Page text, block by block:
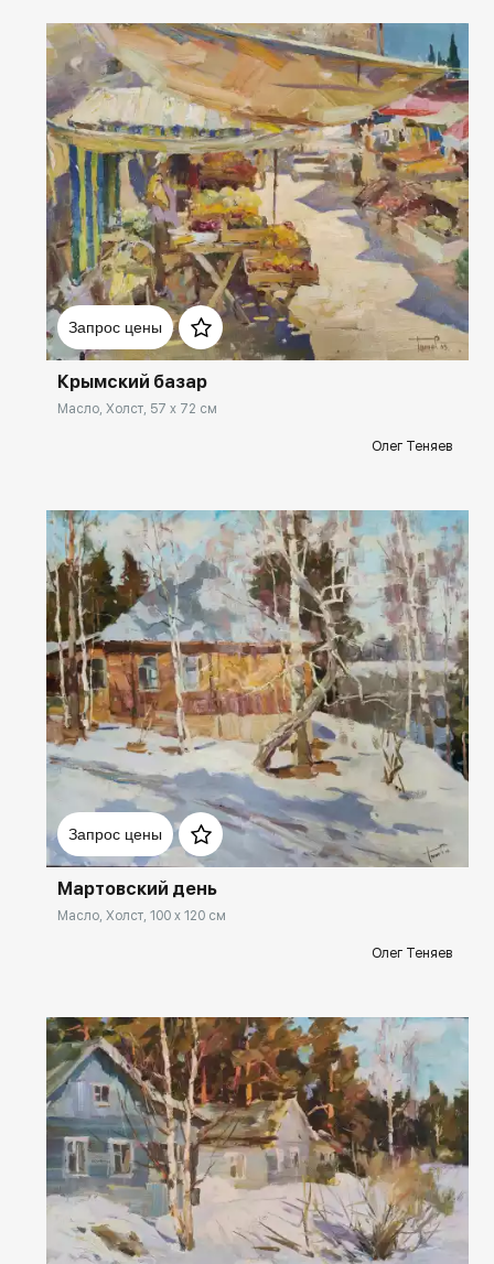
Запрос цены
Домен: rakovgallery.ru
Крымский базар
Масло, Холст, 57 x 72 см
Олег Теняев
Запрос цены
Домен: rakovgallery.ru
Мартовский день
Масло, Холст, 100 x 120 см
Олег Теняев
Домен: rakovgallery.ru